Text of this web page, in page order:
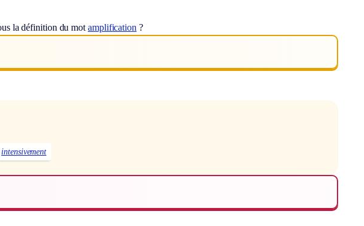
la définition du mot amplification ?
intensivement